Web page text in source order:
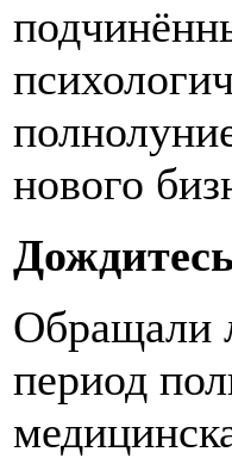
нового
Обращали
период